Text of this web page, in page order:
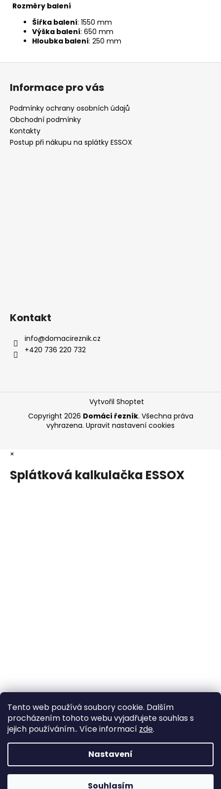
Tento web používá soubory cookie. Dalším
procházením tohoto webu vyjadřujete souhlas s
jejich používáním.. Více informací zde.
Nastavení
Souhlasím
Rozměry balení
Šířka balení: 1550 mm
Výška balení: 650 mm
Hloubka balení: 250 mm
Z
Informace pro vás
Podmínky ochrany osobních údajů
Obchodní podmínky
Kontakty
Postup při nákupu na splátky ESSOX
Kontakt
info@domacireznik.cz
+420 736 220 732
Vytvořil Shoptet
Copyright 2026 Domácí řezník. Všechna práva
vyhrazena. Upravit nastavení cookies
×
Splátková kalkulačka ESSOX